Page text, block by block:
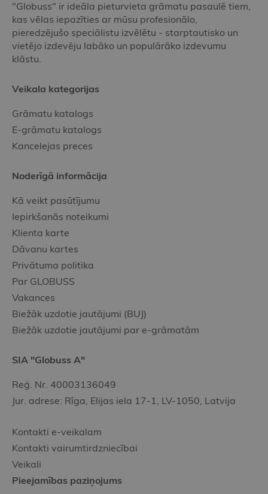
"Globuss" ir ideāla pieturvieta grāmatu pasaulē tiem,
kas vēlas iepazīties ar mūsu profesionālo,
pieredzējušo speciālistu izvēlētu - starptautisko un
vietējo izdevēju labāko un populārāko izdevumu
klāstu.
Veikala kategorijas
Grāmatu katalogs
E-grāmatu katalogs
Kancelejas preces
Noderīgā informācija
Kā veikt pasūtījumu
Iepirkšanās noteikumi
Klienta karte
Dāvanu kartes
Privātuma politika
Par GLOBUSS
Vakances
Biežāk uzdotie jautājumi (BUJ)
Biežāk uzdotie jautājumi par e-grāmatām
SIA "Globuss A"
Reģ. Nr. 40003136049
Jur. adrese: Rīga, Elijas iela 17-1, LV-1050, Latvija
Kontakti e-veikalam
Kontakti vairumtirdzniecībai
Veikali
Pieejamības paziņojums